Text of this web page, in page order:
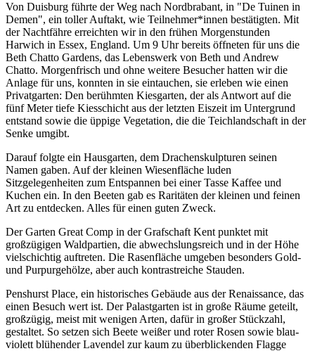
Von Duisburg führte der Weg nach Nordbrabant, in "De Tuinen in
Demen", ein toller Auftakt, wie Teilnehmer*innen bestätigten. Mit
der Nachtfähre erreichten wir in den frühen Morgenstunden
Harwich in Essex, England. Um 9 Uhr bereits öffneten für uns die
Beth Chatto Gardens, das Lebenswerk von Beth und Andrew
Chatto. Morgenfrisch und ohne weitere Besucher hatten wir die
Anlage für uns, konnten in sie eintauchen, sie erleben wie einen
Privatgarten: Den berühmten Kiesgarten, der als Antwort auf die
fünf Meter tiefe Kiesschicht aus der letzten Eiszeit im Untergrund
entstand sowie die üppige Vegetation, die die Teichlandschaft in der
Senke umgibt.
Darauf folgte ein Hausgarten, dem Drachenskulpturen seinen
Namen gaben. Auf der kleinen Wiesenfläche luden
Sitzgelegenheiten zum Entspannen bei einer Tasse Kaffee und
Kuchen ein. In den Beeten gab es Raritäten der kleinen und feinen
Art zu entdecken. Alles für einen guten Zweck.
Der Garten Great Comp in der Grafschaft Kent punktet mit
großzügigen Waldpartien, die abwechslungsreich und in der Höhe
vielschichtig auftreten. Die Rasenfläche umgeben besonders Gold-
und Purpurgehölze, aber auch kontrastreiche Stauden.
Penshurst Place, ein historisches Gebäude aus der Renaissance, das
einen Besuch wert ist. Der Palastgarten ist in große Räume geteilt,
großzügig, meist mit wenigen Arten, dafür in großer Stückzahl,
gestaltet. So setzen sich Beete weißer und roter Rosen sowie blau-
violett blühender Lavendel zur kaum zu überblickenden Flagge